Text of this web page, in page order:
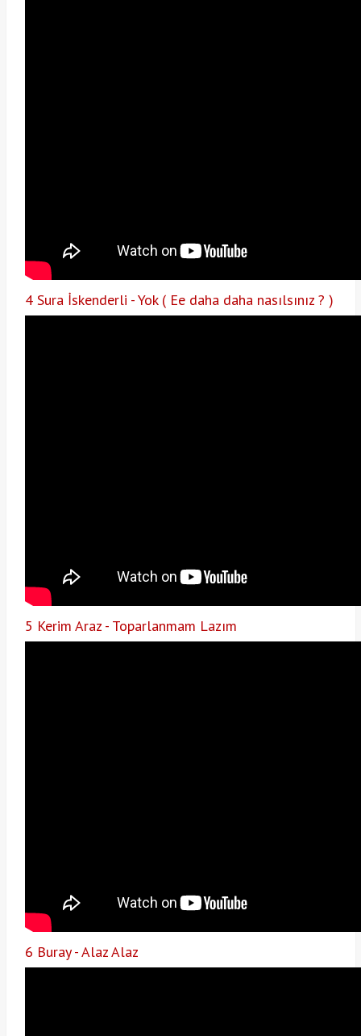
4 Sura İskenderli - Yok ( Ee daha daha nasılsınız ? )
5 Kerim Araz - Toparlanmam Lazım
6 Buray - Alaz Alaz